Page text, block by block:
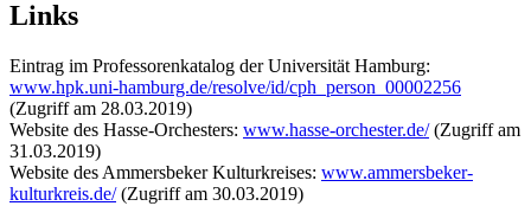
Links
Eintrag im Professorenkatalog der Universität Hamburg:
www.hpk.uni-hamburg.de/resolve/id/cph_person_00002256
(Zugriff am 28.03.2019)
Website des Hasse-Orchesters: www.hasse-orchester.de/(Zugriff am
31.03.2019)
Website des Ammersbeker Kulturkreises: www.ammersbeker-
kulturkreis.de/(Zugriff am 30.03.2019)